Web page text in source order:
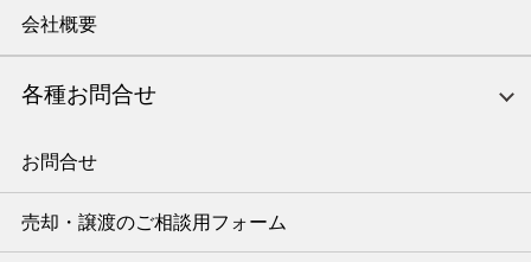
会社概要
各種お問合せ
お問合せ
売却・譲渡のご相談用フォーム